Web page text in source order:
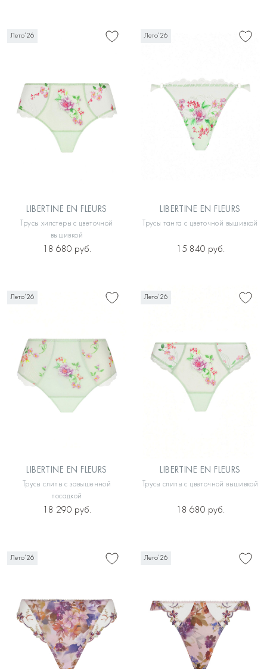
Лето’26
LIBERTINE EN FLEURS
Трусы хипстеры с цветочной
вышивкой
18 680 руб.
Лето’26
LIBERTINE EN FLEURS
Трусы танга с цветочной вышивкой
15 840 руб.
Лето’26
LIBERTINE EN FLEURS
Трусы слипы с завышенной
посадкой
18 290 руб.
Лето’26
LIBERTINE EN FLEURS
Трусы слипы с цветочной вышивкой
18 680 руб.
Лето’26 Лето’26